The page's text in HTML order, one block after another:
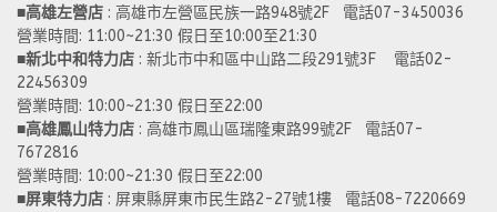
■高雄左營店 : 高雄市左營區民族一路948號2F   電話07-3450036
營業時間: 11:00~21:30 假日至10:00至21:30
■新北中和特力店 : 新北市中和區中山路二段291號3F    電話02-
22456309
營業時間: 10:00~21:30 假日至22:00
■高雄鳳山特力店 : 高雄市鳳山區瑞隆東路99號2F   電話07-
7672816
營業時間: 10:00~21:30 假日至22:00
■屏東特力店 : 屏東縣屏東市民生路2-27號1樓   電話08-7220669